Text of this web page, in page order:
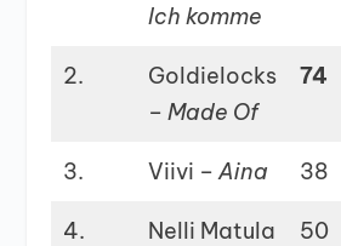
Ich komme
2.
Goldielocks
–Made Of
74
3. Viivi –Aina 38
4.
Nelli Matula
50